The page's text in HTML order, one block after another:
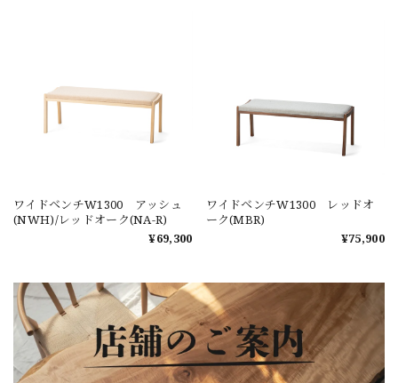
ワイドベンチW1300 アッシュ
(NWH)/レッドオーク(NA-R)
¥69,300
ワイドベンチW1300 レッドオ
ーク(MBR)
¥75,900